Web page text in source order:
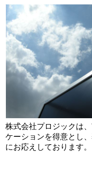
株式会社プロジックは
ケーションを得意とし
にお応えしております。